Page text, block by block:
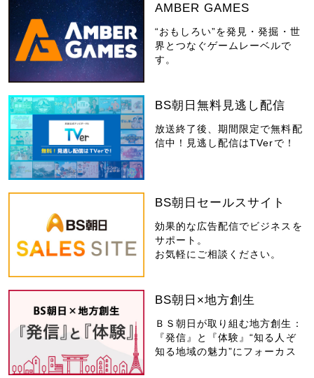
AMBER GAMES
“おもしろい”を発見・発掘・世
界とつなぐゲームレーベルで
す。
BS朝日無料見逃し配信
放送終了後、期間限定で無料配
信中！見逃し配信はTVerで！
BS朝日セールスサイト
効果的な広告配信でビジネスを
サポート。
お気軽にご相談ください。
BS朝日×地方創生
ＢＳ朝日が取り組む地方創生：
『発信』と『体験』“知る人ぞ
知る地域の魅力”にフォーカス